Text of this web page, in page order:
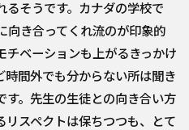
るそうです。カナダの学校で
向き合ってくれ流のが印象的
チベーションも上がるきっかけ
時間外でも分からない所は聞き
す。先生の生徒との向き合い方
リスペクトは保ちつつも、とて